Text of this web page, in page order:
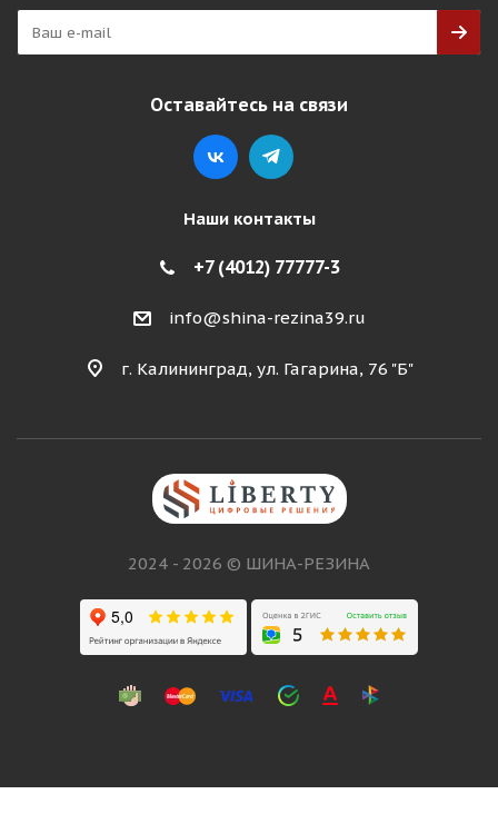
Оставайтесь на связи
Наши контакты
+7 (4012) 77777-3
info@shina-rezina39.ru
г. Калининград, ул. Гагарина, 76 "Б"
2024 - 2026 © ШИНА-РЕЗИНА